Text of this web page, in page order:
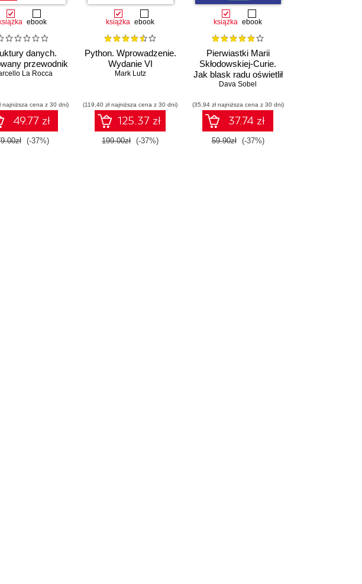
ebook
danych.
przewodnik
La Rocca
najniższa cena z 30 dni)
49.77 zł
(-37%)
książka ebook
Python. Wprowadzenie.
Wydanie VI
Mark Lutz
(119,40 zł najniższa cena z 30 dni)
125.37 zł
199.00zł (-37%)
książka ebook
Pierwiastki Marii
Skłodowskiej-Curie.
Jak blask radu oświetlił
drogę kobietom w
Dava Sobel
(35,94 zł najniższa cena z 30 dni)
37.74 zł
59.90zł (-37%)